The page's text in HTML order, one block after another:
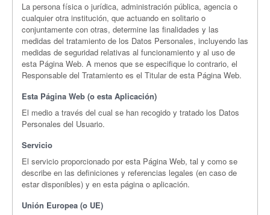
La persona física o jurídica, administración pública, agencia o
cualquier otra institución, que actuando en solitario o
conjuntamente con otras, determine las finalidades y las
medidas del tratamiento de los Datos Personales, incluyendo las
medidas de seguridad relativas al funcionamiento y al uso de
esta Página Web. A menos que se especifique lo contrario, el
Responsable del Tratamiento es el Titular de esta Página Web.
Esta Página Web (o esta Aplicación)
El medio a través del cual se han recogido y tratado los Datos
Personales del Usuario.
Servicio
El servicio proporcionado por esta Página Web, tal y como se
describe en las definiciones y referencias legales (en caso de
estar disponibles) y en esta página o aplicación.
Unión Europea (o UE)